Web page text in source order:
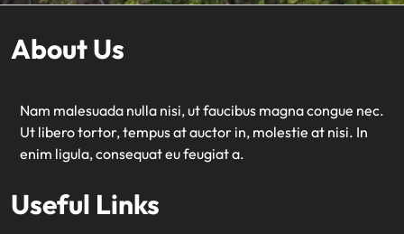
About Us
Nam malesuada nulla nisi, ut faucibus magna congue nec.
Ut libero tortor, tempus at auctor in, molestie at nisi. In
enim ligula, consequat eu feugiat a.
Useful Links